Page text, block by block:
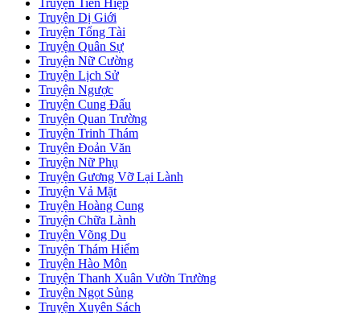
Truyện Dị Giới
Truyện Tổng Tài
Truyện Quân Sự
Truyện Nữ Cường
Truyện Lịch Sử
Truyện Ngược
Truyện Cung Đấu
Truyện Quan Trường
Truyện Trinh Thám
Truyện Đoản Văn
Truyện Nữ Phụ
Truyện Gương Vỡ Lại Lành
Truyện Vả Mặt
Truyện Hoàng Cung
Truyện Chữa Lành
Truyện Võng Du
Truyện Thám Hiểm
Truyện Hào Môn
Truyện Thanh Xuân Vườn Trường
Truyện Ngọt Sủng
Truyện Xuyên Sách